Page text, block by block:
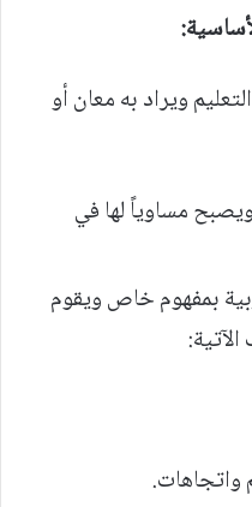
ويراد به معان أو
مساوياً لها في
بمفهوم خاص ويقوم